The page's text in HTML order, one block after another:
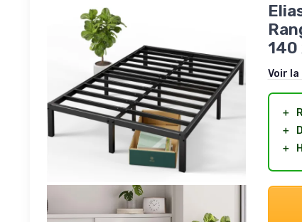
140
Voir la
＋
＋
＋